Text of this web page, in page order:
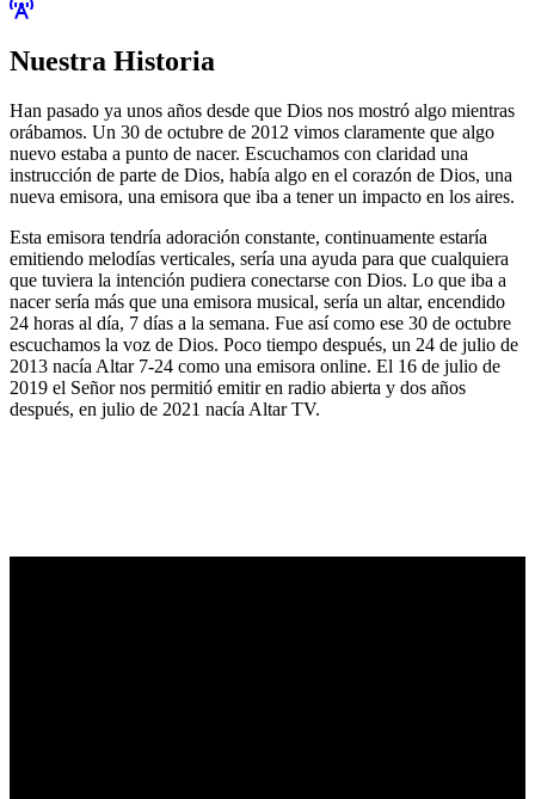
Nuestra Historia
Han pasado ya unos años desde que Dios nos mostró algo mientras
orábamos. Un 30 de octubre de 2012 vimos claramente que algo
nuevo estaba a punto de nacer. Escuchamos con claridad una
instrucción de parte de Dios, había algo en el corazón de Dios, una
nueva emisora, una emisora que iba a tener un impacto en los aires.
Esta emisora tendría adoración constante, continuamente estaría
emitiendo melodías verticales, sería una ayuda para que cualquiera
que tuviera la intención pudiera conectarse con Dios. Lo que iba a
nacer sería más que una emisora musical, sería un altar, encendido
24 horas al día, 7 días a la semana. Fue así como ese 30 de octubre
escuchamos la voz de Dios. Poco tiempo después, un 24 de julio de
2013 nacía Altar 7-24 como una emisora online. El 16 de julio de
2019 el Señor nos permitió emitir en radio abierta y dos años
después, en julio de 2021 nacía Altar TV.